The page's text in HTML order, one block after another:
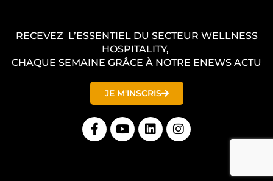
RECEVEZ L’ESSENTIEL DU SECTEUR WELLNESS
HOSPITALITY,
CHAQUE SEMAINE GRÂCE À NOTRE ENEWS ACTU
JE M'INSCRIS
F
a
Y
o
L
i
I
n